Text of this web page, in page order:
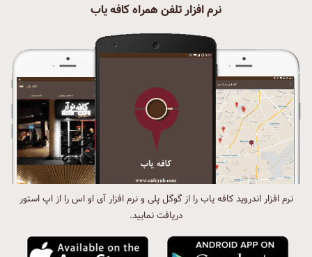
نرم افزار تلفن همراه کافه یاب
نرم افزار اندروید کافه یاب را از گوگل پلی و نرم افزار آی او اس را از اپ استور
دریافت نمایید.